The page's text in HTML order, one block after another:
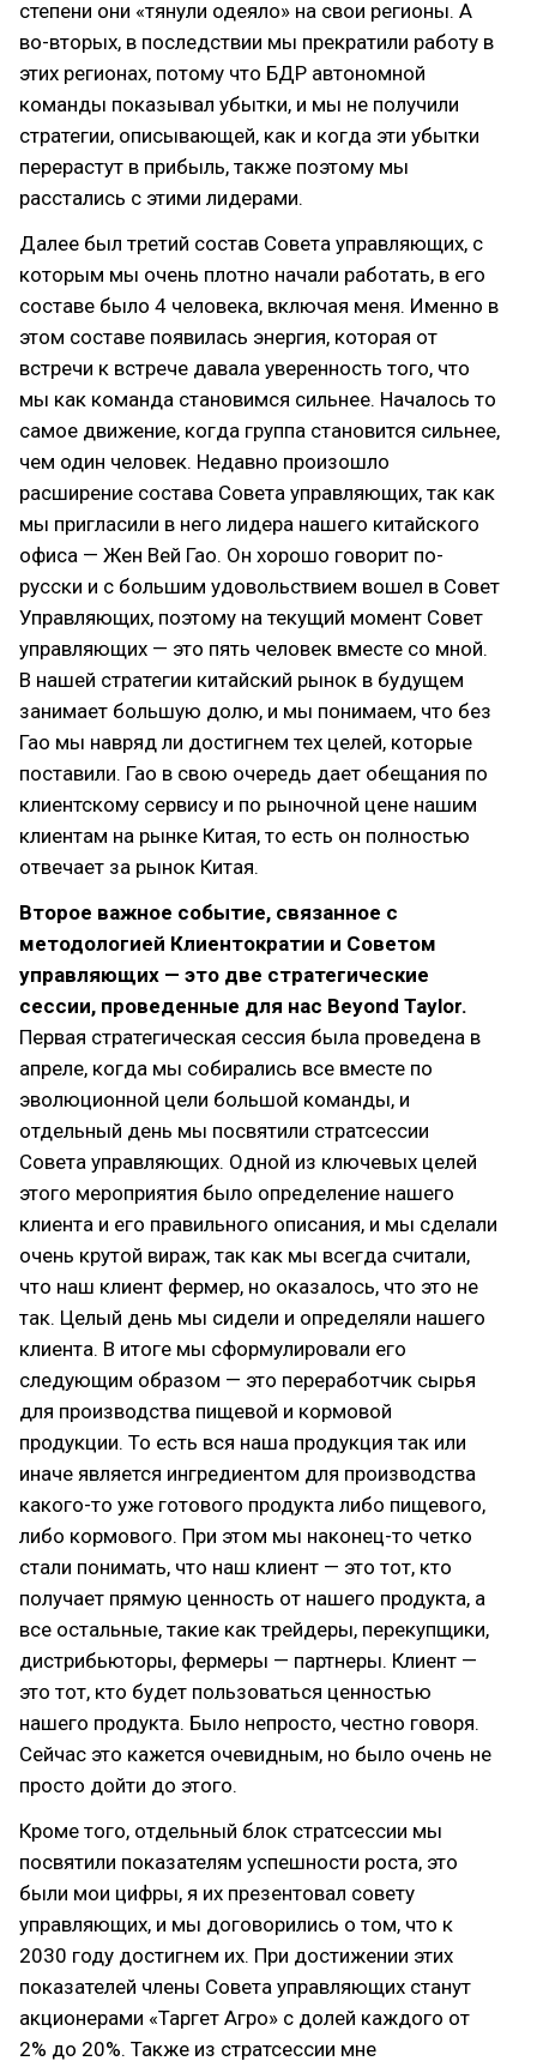
степени они «тянули одеяло» на свои регионы. А
во-вторых, в последствии мы прекратили работу в
этих регионах, потому что БДР автономной
команды показывал убытки, и мы не получили
стратегии, описывающей, как и когда эти убытки
перерастут в прибыль, также поэтому мы
расстались с этими лидерами.
Далее был третий состав Совета управляющих, с
которым мы очень плотно начали работать, в его
составе было 4 человека, включая меня. Именно в
этом составе появилась энергия, которая от
встречи к встрече давала уверенность того, что
мы как команда становимся сильнее. Началось то
самое движение, когда группа становится сильнее,
чем один человек. Недавно произошло
расширение состава Совета управляющих, так как
мы пригласили в него лидера нашего китайского
офиса — Жен Вей Гао. Он хорошо говорит по-
русски и с большим удовольствием вошел в Совет
Управляющих, поэтому на текущий момент Совет
управляющих — это пять человек вместе со мной.
В нашей стратегии китайский рынок в будущем
занимает большую долю, и мы понимаем, что без
Гао мы навряд ли достигнем тех целей, которые
поставили. Гао в свою очередь дает обещания по
клиентскому сервису и по рыночной цене нашим
клиентам на рынке Китая, то есть он полностью
отвечает за рынок Китая.
Второе важное событие, связанное с
методологией Клиентократии и Советом
управляющих — это две стратегические
сессии, проведенные для нас Beyond Taylor.
Первая стратегическая сессия была проведена в
апреле, когда мы собирались все вместе по
эволюционной цели большой команды, и
отдельный день мы посвятили стратсессии
Совета управляющих. Одной из ключевых целей
этого мероприятия было определение нашего
клиента и его правильного описания, и мы сделали
очень крутой вираж, так как мы всегда считали,
что наш клиент фермер, но оказалось, что это не
так. Целый день мы сидели и определяли нашего
клиента. В итоге мы сформулировали его
следующим образом — это переработчик сырья
для производства пищевой и кормовой
продукции. То есть вся наша продукция так или
иначе является ингредиентом для производства
какого-то уже готового продукта либо пищевого,
либо кормового. При этом мы наконец-то четко
стали понимать, что наш клиент — это тот, кто
получает прямую ценность от нашего продукта, а
все остальные, такие как трейдеры, перекупщики,
дистрибьюторы, фермеры — партнеры. Клиент —
это тот, кто будет пользоваться ценностью
нашего продукта. Было непросто, честно говоря.
Сейчас это кажется очевидным, но было очень не
просто дойти до этого.
Кроме того, отдельный блок стратсессии мы
посвятили показателям успешности роста, это
были мои цифры, я их презентовал совету
управляющих, и мы договорились о том, что к
2030 году достигнем их. При достижении этих
показателей члены Совета управляющих станут
акционерами «Таргет Агро» с долей каждого от
2% до 20%. Также из стратсессии мне